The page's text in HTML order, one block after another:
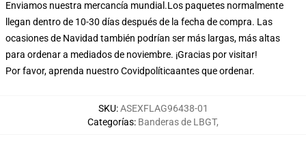
Enviamos nuestra mercancía mundial.Los paquetes normalmente
llegan dentro de 10-30 días después de la fecha de compra. Las
ocasiones de Navidad también podrían ser más largas, más altas
para ordenar a mediados de noviembre. ¡Gracias por visitar!
Por favor, aprenda nuestro Covidpolíticaantes que ordenar.
SKU:ASEXFLAG96438-01
Categorías: Banderas de LBGT,